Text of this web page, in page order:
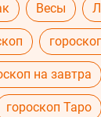
Весы
на завтра
гороскоп Таро